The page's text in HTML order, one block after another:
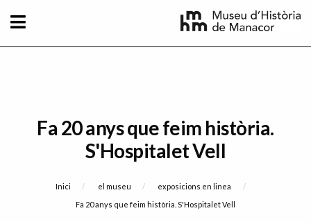
Fa 20 anys que feim història.
S'Hospitalet Vell
Fil d'Ariadna
Inici el museu
exposicions en linea
Current:
Fa 20 anys que feim història. S'Hospitalet Vell